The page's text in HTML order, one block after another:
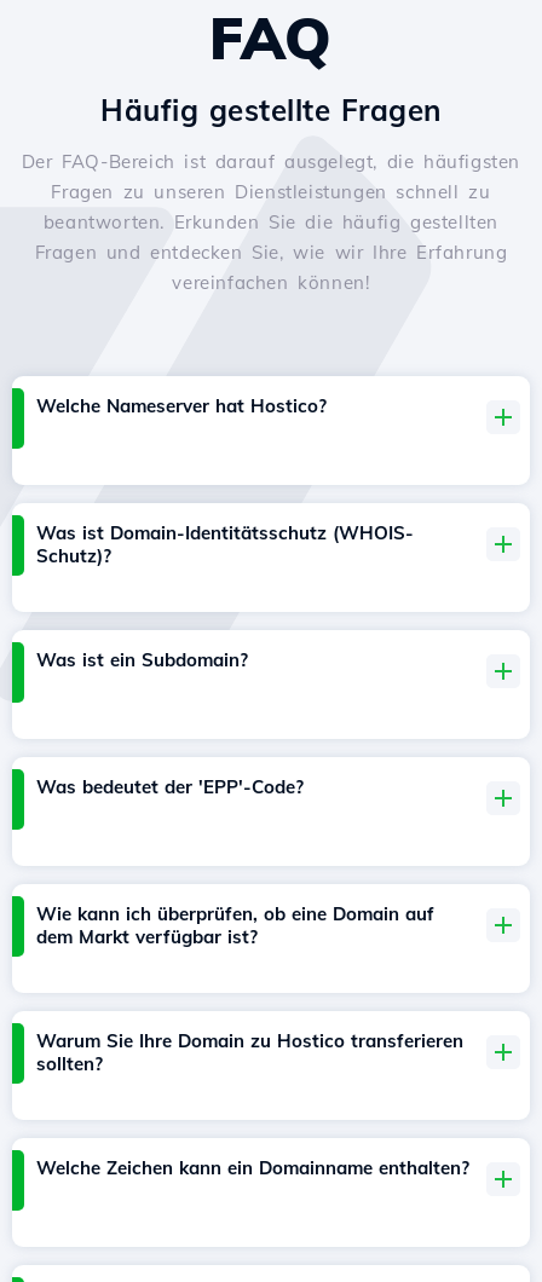
FAQ
Häufig gestellte Fragen
Der FAQ-Bereich ist darauf ausgelegt, die häufigsten
Fragen zu unseren Dienstleistungen schnell zu
beantworten. Erkunden Sie die häufig gestellten
Fragen und entdecken Sie, wie wir Ihre Erfahrung
vereinfachen können!
Welche Nameserver hat Hostico?
Was ist Domain-Identitätsschutz (WHOIS-
Schutz)?
Was ist ein Subdomain?
Was bedeutet der 'EPP'-Code?
Wie kann ich überprüfen, ob eine Domain auf
dem Markt verfügbar ist?
Warum Sie Ihre Domain zu Hostico transferieren
sollten?
Welche Zeichen kann ein Domainname enthalten?